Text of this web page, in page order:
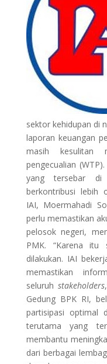
sektor kehidupan di
laporan keuangan
masih kesulitan
pengecualian
yang tersebar di
berkontribusi lebih
IAI, Moermahadi
perlu memastikan
pelosok negeri,
PMK. “Karena itu
dilakukan. IAI
memastikan
seluruhstakeholders
Gedung BPK RI,
partisipasi optimal
terutama yang
membantu
dari berbagai